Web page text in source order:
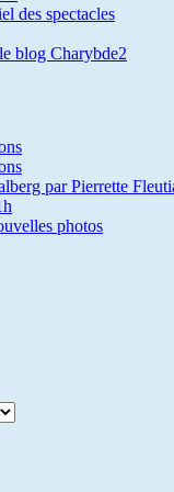
des spectacles
blog Charybde2
par Pierrette
photos